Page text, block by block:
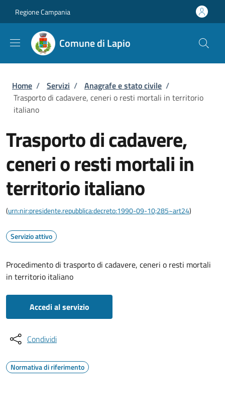
Regione Campania
Comune di Lapio
Briciole di pane
Home / Servizi / Anagrafe e stato civile /
Trasporto di cadavere, ceneri o resti mortali in territorio
italiano
Trasporto di cadavere,
ceneri o resti mortali in
territorio italiano
(urn:nir:presidente.repubblica:decreto:1990-09-10;285~art24)
Servizio attivo
Procedimento di trasporto di cadavere, ceneri o resti mortali
in territorio italiano
Accedi al servizio
Condividi
Normativa di riferimento